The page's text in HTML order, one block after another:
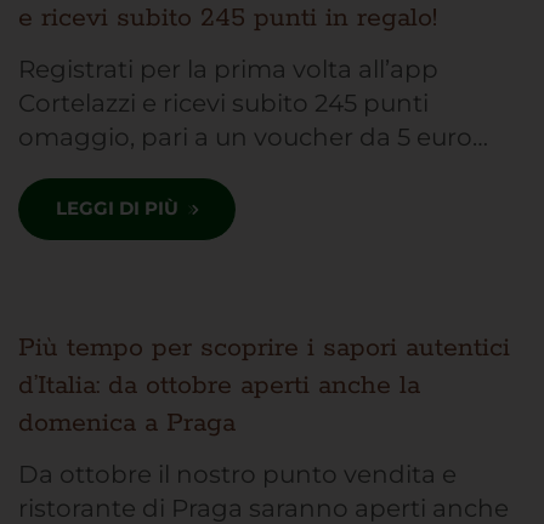
e ricevi subito 245 punti in regalo!
Registrati per la prima volta all’app
Cortelazzi e ricevi subito 245 punti
omaggio, pari a un voucher da 5 euro…
LEGGI DI PIÙ
Più tempo per scoprire i sapori autentici
d’Italia: da ottobre aperti anche la
domenica a Praga
Da ottobre il nostro punto vendita e
ristorante di Praga saranno aperti anche